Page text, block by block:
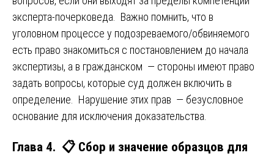
эксперта-почерковеда. Важно помнить, что в
уголовном процессе у подозреваемого/обвиняемого
есть право знакомиться с постановлением до начала
экспертизы, а в гражданском — стороны имеют право
задать вопросы, которые суд должен включить в
определение. Нарушение этих прав — безусловное
основание для исключения доказательства.
Глава 4. 📋 Сбор и значение образцов для